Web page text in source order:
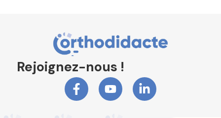
Rejoignez-nous !